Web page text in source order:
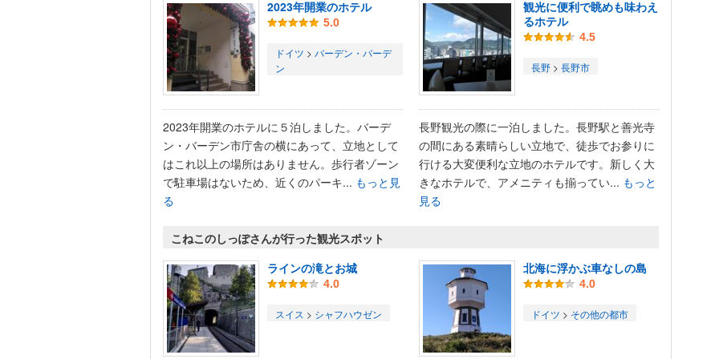
2023年開業のホテル
5.0
ドイツ > バーデン・バーデ
ン
2023年開業のホテルに５泊しました。バーデ
ン・バーデン市庁舎の横にあって、立地として
はこれ以上の場所はありません。歩行者ゾーン
で駐車場はないため、近くのパーキ... もっと見
る
観光に便利で眺めも味わえ
るホテル
4.5
長野 > 長野市
長野観光の際に一泊しました。長野駅と善光寺
の間にある素晴らしい立地で、徒歩でお参りに
行ける大変便利な立地のホテルです。新しく大
きなホテルで、アメニティも揃ってい... もっと
見る
こねこのしっぽさんが行った観光スポット
ラインの滝とお城
4.0
スイス > シャフハウゼン
北海に浮かぶ車なしの島
4.0
ドイツ > その他の都市